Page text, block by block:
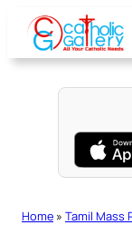
content
Home » Tamil Mass